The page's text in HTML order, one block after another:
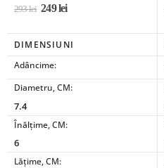
293lei 249lei
DIMENSIUNI
Adâncime:
Diametru, CM:
7.4
Înălțime, CM:
6
Lățime, CM: